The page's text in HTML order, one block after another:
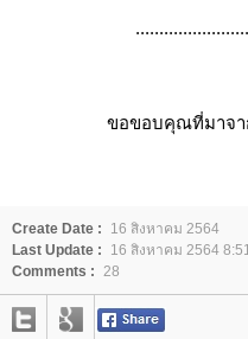
ขอขอบคุณที่มาจา
Create Date :
16 สิงหาคม 2564
Last Update :
16 สิงหาคม 2564
Comments : 28